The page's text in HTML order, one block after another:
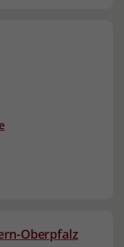
Oberpfalz